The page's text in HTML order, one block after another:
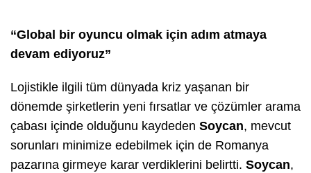
“Global bir oyuncu olmak için adım atmaya
devam ediyoruz”
Lojistikle ilgili tüm dünyada kriz yaşanan bir
dönemde şirketlerin yeni fırsatlar ve çözümler arama
çabası içinde olduğunu kaydeden Soycan, mevcut
sorunları minimize edebilmek için de Romanya
pazarına girmeye karar verdiklerini belirtti. Soycan,